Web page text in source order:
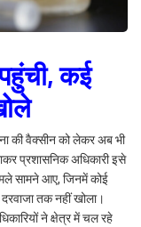
कई
की वैक्सीन को लेकर अब भी
प्रशासनिक अधिकारी इसे
सामने आए, जिनमें कोई
तक नहीं खोला।
ने क्षेत्र में चल रहे